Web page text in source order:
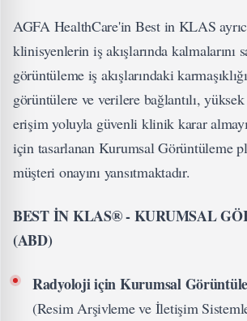
AGFA HealthCare'in Best in KLAS
klinisyenlerin iş akışlarında kalmalarını
görüntüleme iş akışlarındaki
görüntülere ve verilere bağlantılı,
erişim yoluyla güvenli klinik karar
için tasarlanan Kurumsal Görüntüleme
müşteri onayını yansıtmaktadır.
BEST İN KLAS® - KURUMSAL GÖ
(ABD)
Radyoloji için Kurumsal Görüntü
(Resim Arşivleme ve İletişim